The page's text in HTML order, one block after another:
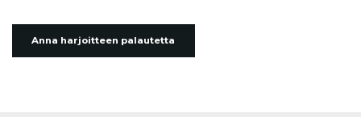
Anna harjoitteen palautetta